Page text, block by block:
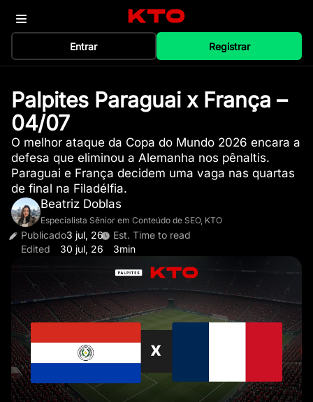
Entrar Registrar
Palpites Paraguai x França –
04/07
O melhor ataque da Copa do Mundo 2026 encara a
defesa que eliminou a Alemanha nos pênaltis.
Paraguai e França decidem uma vaga nas quartas
de final na Filadélfia.
Beatriz Doblas
Especialista Sênior em Conteúdo de SEO, KTO
Publicado3 jul, 26
Edited
30 jul, 26
Est. Time to read
3min